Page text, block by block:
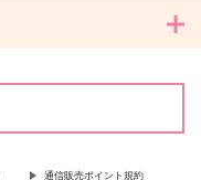
通信販売ポイント規約